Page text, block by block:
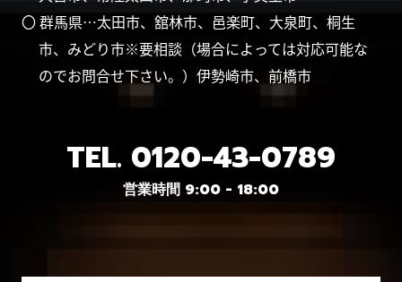
〇 群馬県…太田市、舘林市、邑楽町、大泉町、桐生
市、みどり市※要相談（場合によっては対応可能な
のでお問合せ下さい。）伊勢崎市、前橋市
TEL. 0120-43-0789
営業時間 9:00 - 18:00